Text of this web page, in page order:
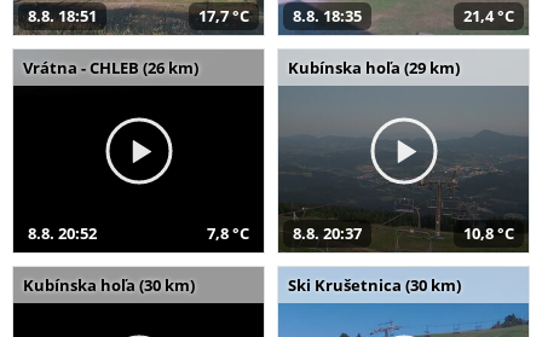
8.8. 18:51 17,7 °C 8.8. 18:35 21,4 °C
Vrátna - CHLEB (26 km)
8.8. 20:52 7,8 °C
Kubínska hoľa (29 km)
8.8. 20:37 10,8 °C
Kubínska hoľa (30 km) Ski Krušetnica (30 km)